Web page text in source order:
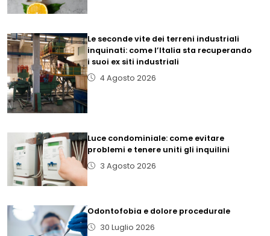
Le seconde vite dei terreni industriali
inquinati: come l’Italia sta recuperando
i suoi ex siti industriali
4 Agosto 2026
Luce condominiale: come evitare
problemi e tenere uniti gli inquilini
3 Agosto 2026
Odontofobia e dolore procedurale
30 Luglio 2026